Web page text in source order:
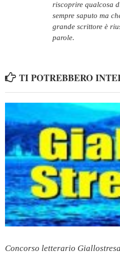
riscoprire qualcosa
sempre saputo ma
grande scrittore è
parole.
TI POTREBBERO
Concorso letterario